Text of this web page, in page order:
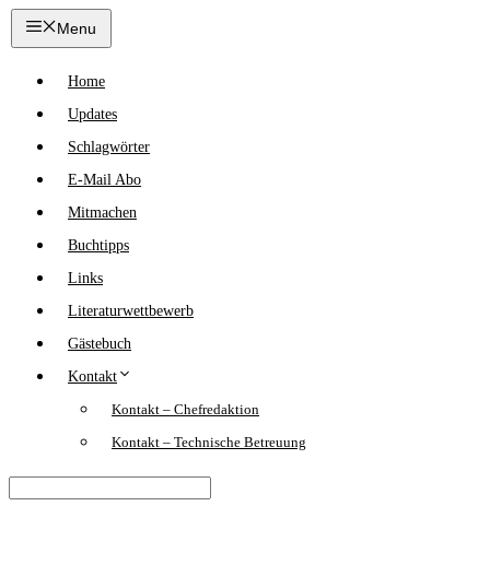
Zum
Inhalt
Menu
Home
Updates
Schlagwörter
E-Mail Abo
Mitmachen
Buchtipps
Links
Literaturwettbewerb
Gästebuch
Kontakt
Kontakt – Chefredaktion
Kontakt – Technische Betreuung